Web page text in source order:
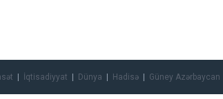
İqtisadiyyat Dünya Hadisə Güney Azərbaycan